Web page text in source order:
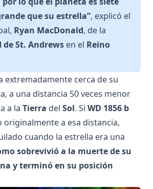
que su estrella”, explicó el
Ryan MacDonald, de la
St. Andrews en el Reino
extremadamente cerca de su
a una distancia 50 veces menor
a la Tierra del Sol. Si WD 1856 b
a esa distancia,
cuando la estrella era una
sobrevivió a la muerte de su
y terminó en su posición